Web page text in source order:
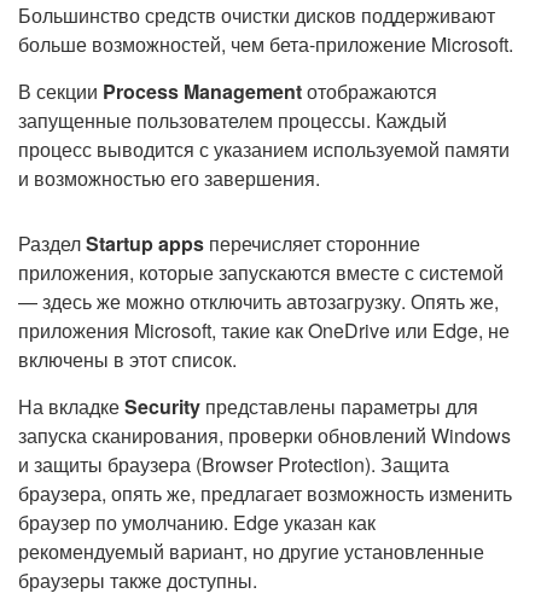
Большинство средств очистки дисков поддерживают
больше возможностей, чем бета-приложение Microsoft.
В секции Process Managementотображаются
запущенные пользователем процессы. Каждый
процесс выводится с указанием используемой памяти
и возможностью его завершения.
РазделStartup apps перечисляет сторонние
приложения, которые запускаются вместе с системой
— здесь же можно отключить автозагрузку. Опять же,
приложения Microsoft, такие как OneDrive или Edge, не
включены в этот список.
На вкладкеSecurity представлены параметры для
запуска сканирования, проверки обновлений Windows
и защиты браузера (Browser Protection). Защита
браузера, опять же, предлагает возможность изменить
браузер по умолчанию. Edge указан как
рекомендуемый вариант, но другие установленные
браузеры также доступны.